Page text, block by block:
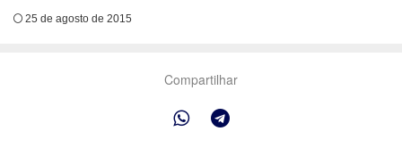
25 de agosto de 2015
Compartilhar